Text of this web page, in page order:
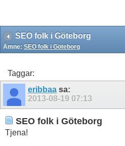
SEO folk i Göteborg
Ämne: SEO folk i Göteborg
Taggar:
eribbaa sa:
2013-08-19 07:13
SEO folk i Göteborg
Tjena!